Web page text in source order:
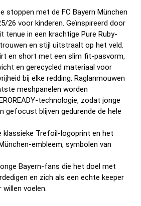
stoppen met de FC Bayern München
26 voor kinderen. Geïnspireerd door
in een krachtige Pure Ruby-
en stijl uitstraalt op het veld.
en short met een slim fit-pasvorm,
en gerecycled materiaal voor
bij elke redding. Raglanmouwen
meshpanelen worden
technologie, zodat jonge
gefocust blijven gedurende de hele
klassieke Trefoil-logoprint en het
embleem, symbolen van
Bayern-fans die het doel met
en zich als een echte keeper
willen voelen.